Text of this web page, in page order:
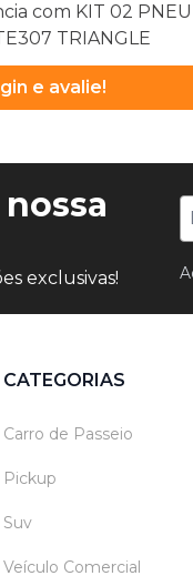
com KIT 02 PNEU
TRIANGLE
e avalie!
exclusivas!
CATEGORIAS
Carro de Passeio
Pickup
Suv
Veículo Comercial